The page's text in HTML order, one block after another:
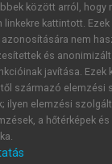
között arról, hogy
linkekre kattintott.
nem
és
javítása. Ezek
származó elemzési
ilyen elemzési
a hőtérképek